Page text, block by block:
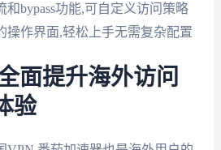
和bypass功能,可自定义访问策略
操作界面,轻松上手无需复杂配置
面提升海外访问
验